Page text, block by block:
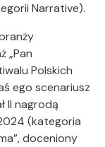
Narrative).
„Pan
Polskich
ego scenariusz
II nagrodą
(kategoria
doceniony